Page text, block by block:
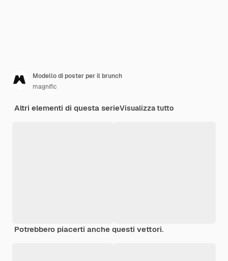
Modello di poster per il brunch
magnific
Altri elementi di questa serieVisualizza tutto
Potrebbero piacerti anche questi vettori.